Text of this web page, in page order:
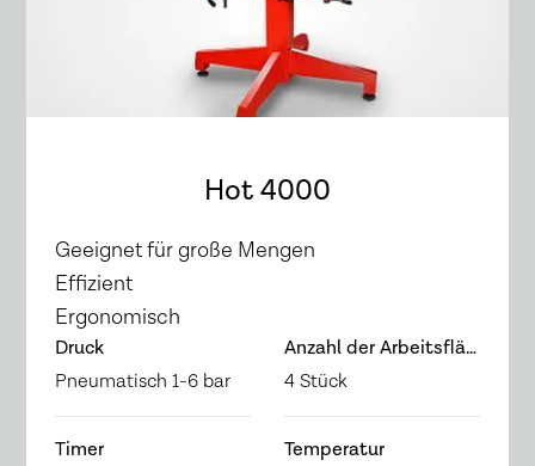
Hot 4000
Geeignet für große Mengen
Effizient
Ergonomisch
Druck
Pneumatisch 1-6 bar
Anzahl der Arbeitsflächen
4 Stück
Timer
Temperatur